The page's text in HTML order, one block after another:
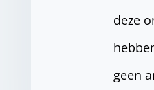
deze
geen